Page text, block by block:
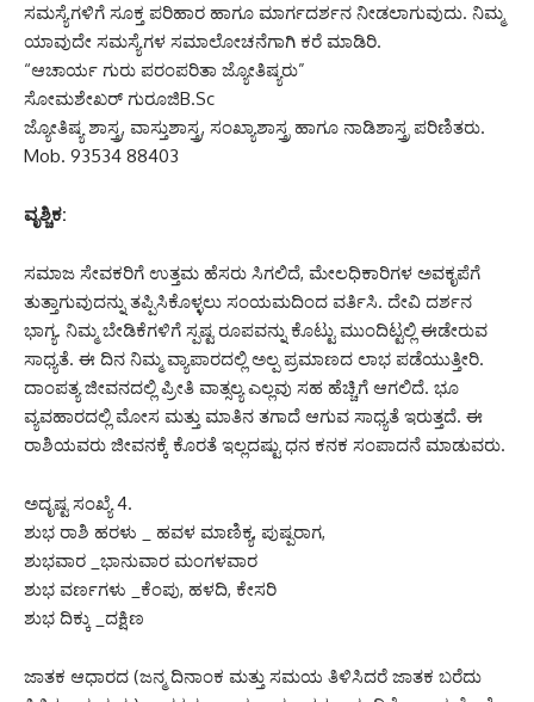
ಸಮಸ್ಯೆಗಳಿಗೆ ಸೂಕ್ತ ಪರಿಹಾರ ಹಾಗೂ ಮಾರ್ಗದರ್ಶನ ನೀಡಲಾಗುವುದು. ನಿಮ್ಮ
ಯಾವುದೇ ಸಮಸ್ಯೆಗಳ ಸಮಾಲೋಚನೆಗಾಗಿ ಕರೆ ಮಾಡಿರಿ.
“ಆಚಾರ್ಯ ಗುರು ಪರಂಪರಿತಾ ಜ್ಯೋತಿಷ್ಯರು”
ಸೋಮಶೇಖರ್ ಗುರೂಜಿB.Sc
ಜ್ಯೋತಿಷ್ಯ ಶಾಸ್ತ್ರ, ವಾಸ್ತುಶಾಸ್ತ್ರ, ಸಂಖ್ಯಾಶಾಸ್ತ್ರ ಹಾಗೂ ನಾಡಿಶಾಸ್ತ್ರ ಪರಿಣಿತರು.
Mob. 93534 88403
ವೃಶ್ಚಿಕ:
ಸಮಾಜ ಸೇವಕರಿಗೆ ಉತ್ತಮ ಹೆಸರು ಸಿಗಲಿದೆ, ಮೇಲಧಿಕಾರಿಗಳ ಅವಕೃಪೆಗೆ
ತುತ್ತಾಗುವುದನ್ನು ತಪ್ಪಿಸಿಕೊಳ್ಳಲು ಸಂಯಮದಿಂದ ವರ್ತಿಸಿ. ದೇವಿ ದರ್ಶನ
ಭಾಗ್ಯ. ನಿಮ್ಮ ಬೇಡಿಕೆಗಳಿಗೆ ಸ್ಪಷ್ಟ ರೂಪವನ್ನು ಕೊಟ್ಟು ಮುಂದಿಟ್ಟಲ್ಲಿ ಈಡೇರುವ
ಸಾಧ್ಯತೆ. ಈ ದಿನ ನಿಮ್ಮ ವ್ಯಾಪಾರದಲ್ಲಿ ಅಲ್ಪ ಪ್ರಮಾಣದ ಲಾಭ ಪಡೆಯುತ್ತೀರಿ.
ದಾಂಪತ್ಯ ಜೀವನದಲ್ಲಿ ಪ್ರೀತಿ ವಾತ್ಸಲ್ಯ ಎಲ್ಲವು ಸಹ ಹೆಚ್ಚಿಗೆ ಆಗಲಿದೆ. ಭೂ
ವ್ಯವಹಾರದಲ್ಲಿ ಮೋಸ ಮತ್ತು ಮಾತಿನ ತಗಾದೆ ಆಗುವ ಸಾಧ್ಯತೆ ಇರುತ್ತದೆ. ಈ
ರಾಶಿಯವರು ಜೀವನಕ್ಕೆ ಕೊರತೆ ಇಲ್ಲದಷ್ಟು ಧನ ಕನಕ ಸಂಪಾದನೆ ಮಾಡುವರು.
ಅದೃಷ್ಟ ಸಂಖ್ಯೆ 4.
ಶುಭ ರಾಶಿ ಹರಳು _ ಹವಳ ಮಾಣಿಕ್ಯ, ಪುಷ್ಪರಾಗ,
ಶುಭವಾರ _ಭಾನುವಾರ ಮಂಗಳವಾರ
ಶುಭ ವರ್ಣಗಳು _ಕೆಂಪು, ಹಳದಿ, ಕೇಸರಿ
ಶುಭ ದಿಕ್ಕು _ದಕ್ಷಿಣ
ಜಾತಕ ಆಧಾರದ (ಜನ್ಮ ದಿನಾಂಕ ಮತ್ತು ಸಮಯ ತಿಳಿಸಿದರೆ ಜಾತಕ ಬರೆದು